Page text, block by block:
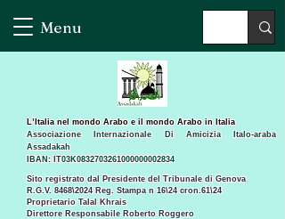
Menu
Sito registrato dal Presidente del Tribunale di Genova
R.G.V. 8468\2024 Reg. Stampa n 16\24 cron.61\24 ​
Proprietario Talal Khrais
Direttore Responsabile Roberto Roggero
L’Italia nel mondo Arabo e il mondo Arabo in Italia
Associazione Internazionale Di Amicizia Italo-araba
Assadakah
IBAN: IT03K0832703261000000002834